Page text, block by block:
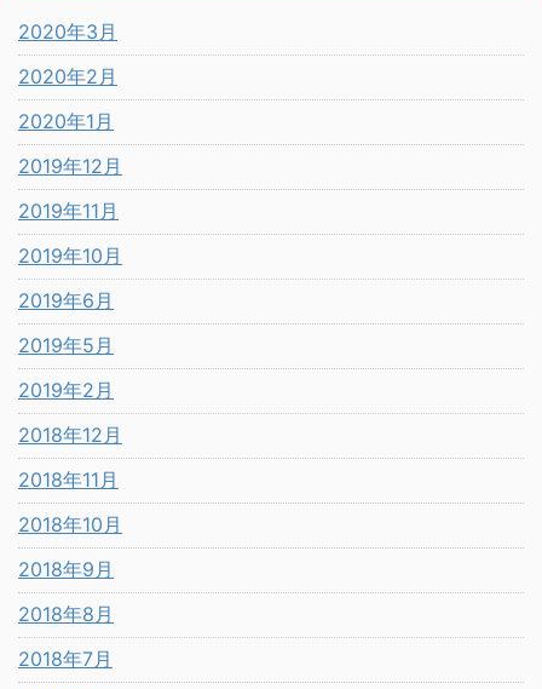
2020年3月
2020年2月
2020年1月
2019年12月
2019年11月
2019年10月
2019年6月
2019年5月
2019年2月
2018年12月
2018年11月
2018年10月
2018年9月
2018年8月
2018年7月